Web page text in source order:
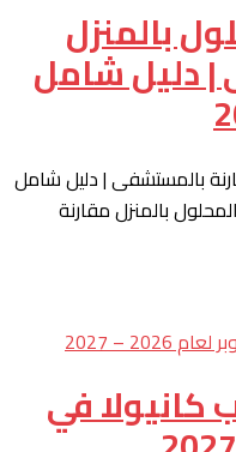
بالمنزل
| دليل شامل
بالمستشفى | دليل شامل
تركيب المحلول بالمنزل مقارنة
كانيولا في